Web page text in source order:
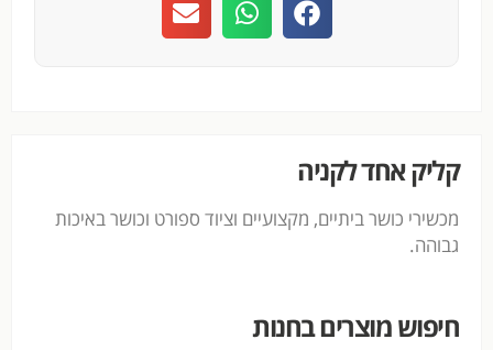
קליק אחד לקניה
מכשירי כושר ביתיים, מקצועיים וציוד ספורט וכושר באיכות
גבוהה.
חיפוש מוצרים בחנות